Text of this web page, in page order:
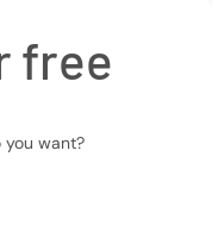
free
want?